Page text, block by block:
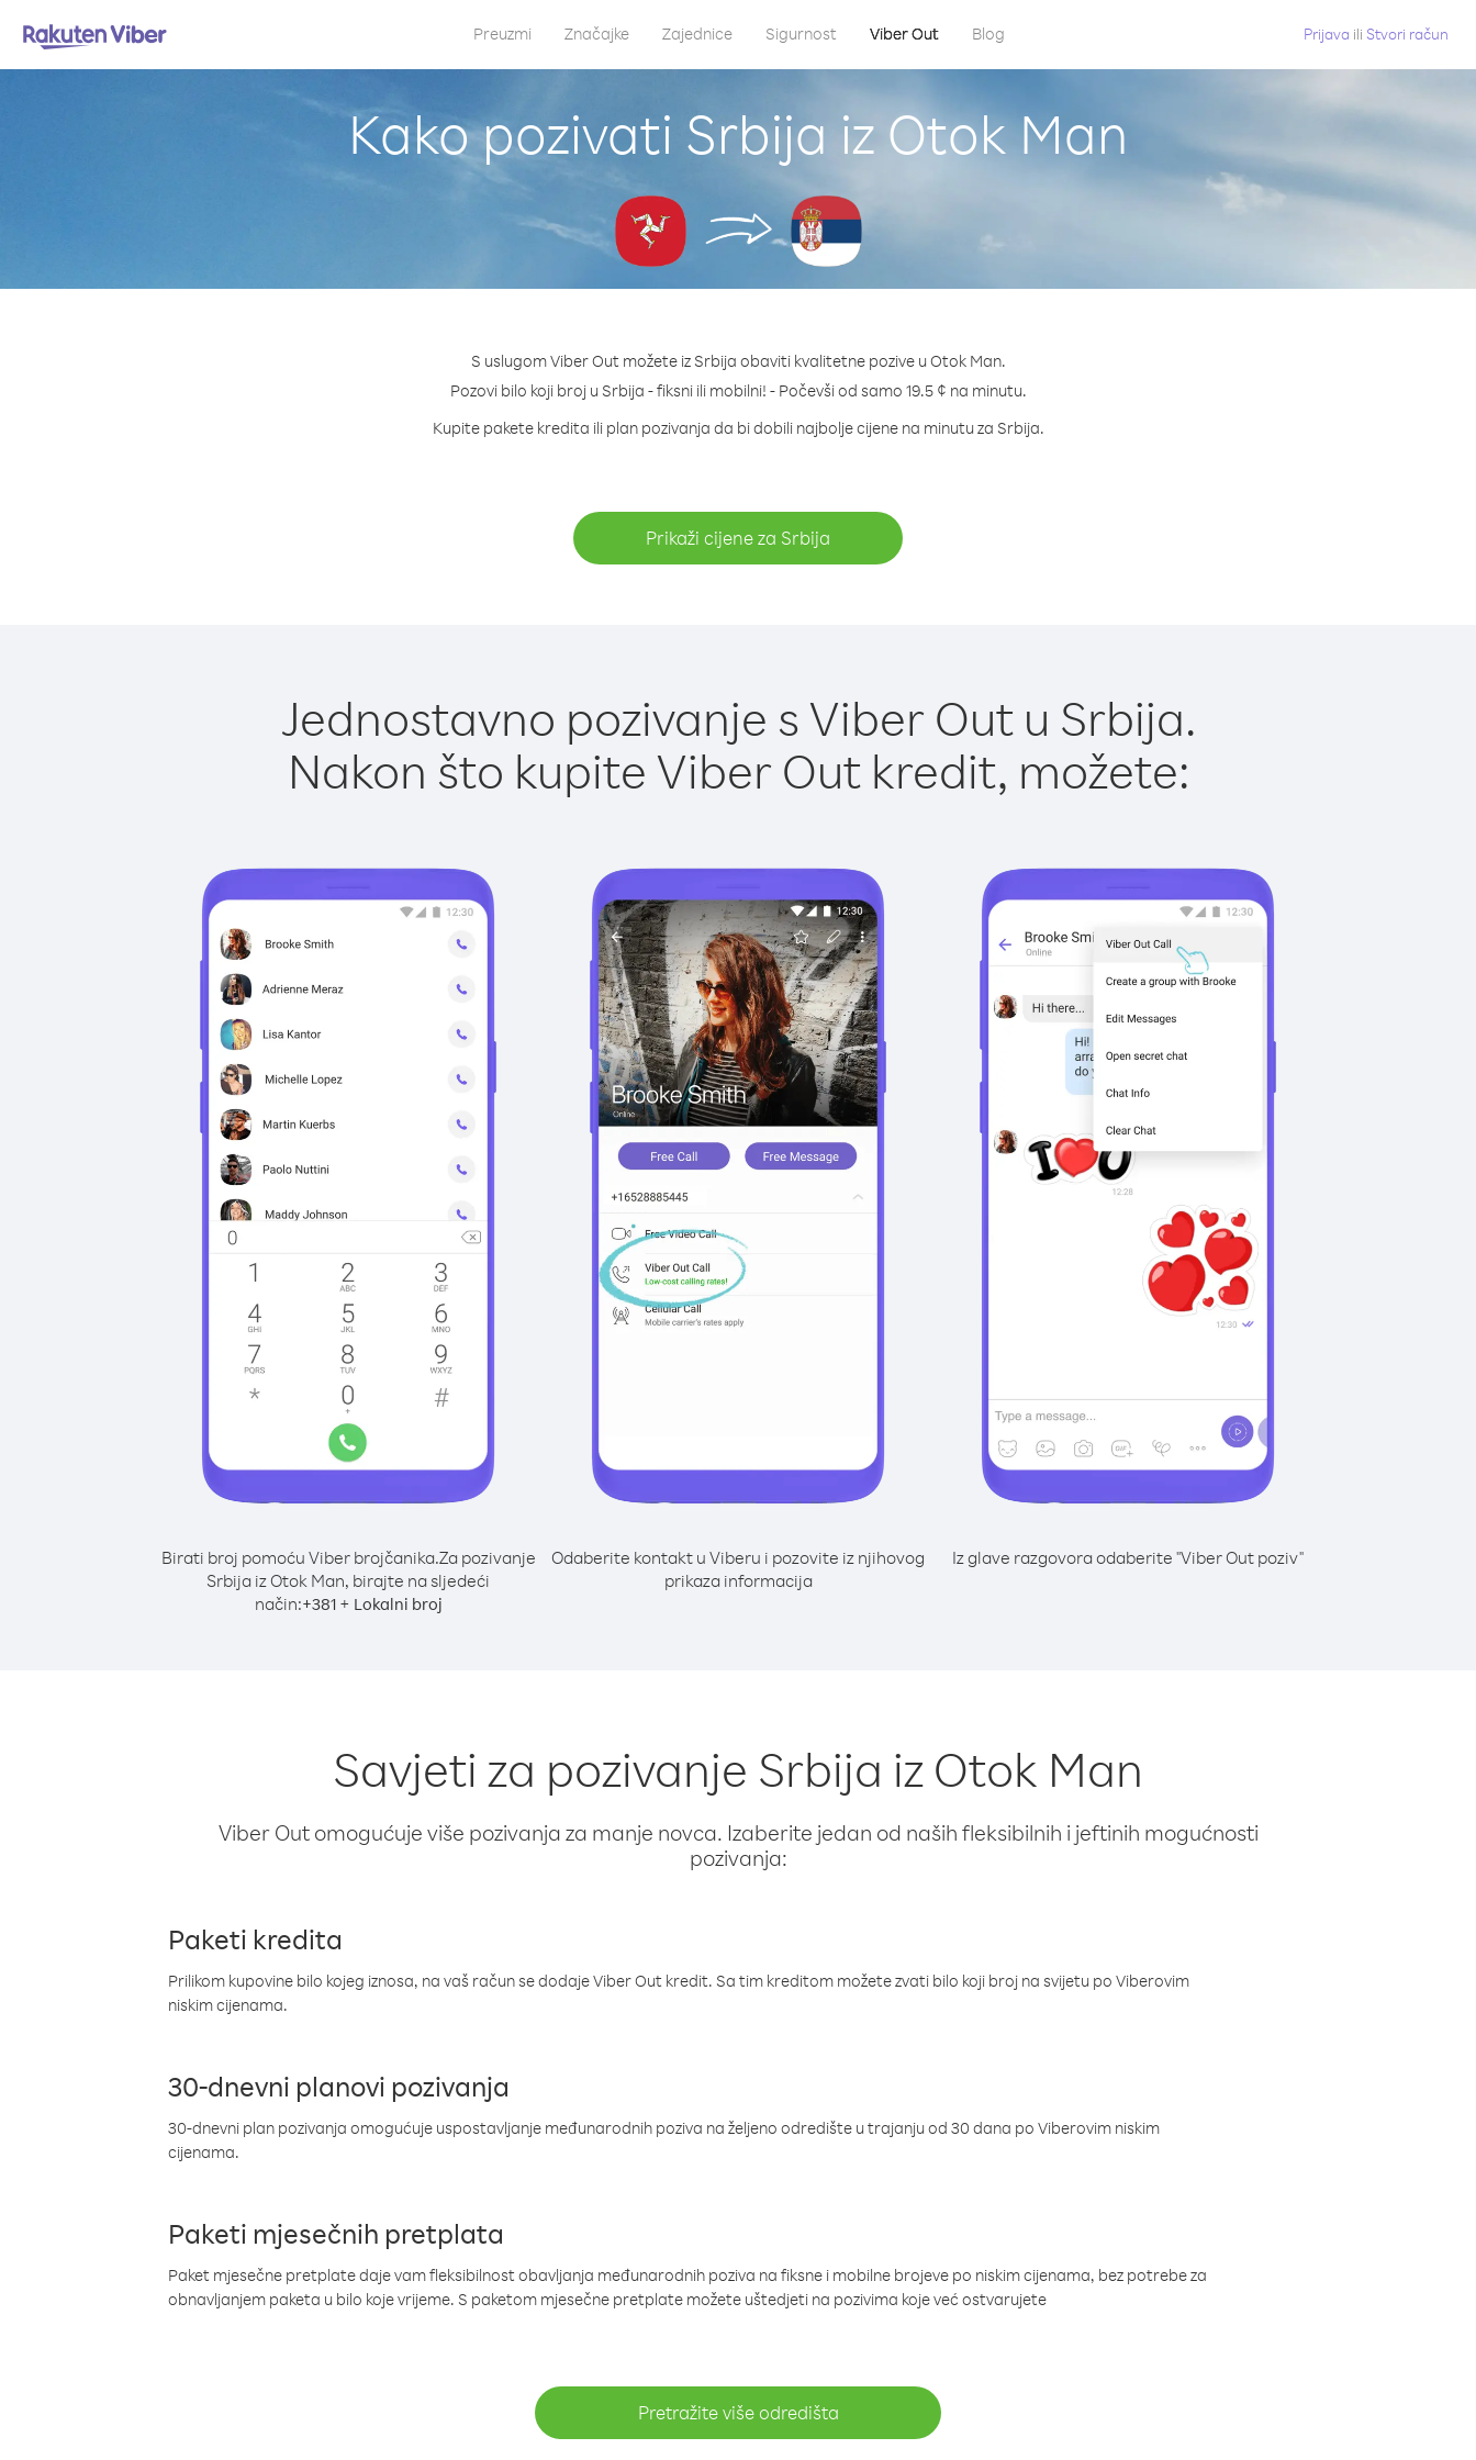
Preuzmi Značajke Zajednice Sigurnost Viber Out Blog Prijava ili Stvori račun
Kako pozivati Srbija iz Otok Man
S uslugom Viber Out možete iz Srbija obaviti kvalitetne pozive u Otok Man.
Pozovi bilo koji broj u Srbija - fiksni ili mobilni! - Počevši od samo 19.5 ¢ na minutu.
Kupite pakete kredita ili plan pozivanja da bi dobili najbolje cijene na minutu za Srbija.
Prikaži cijene za Srbija
Jednostavno pozivanje s Viber Out u Srbija.
Nakon što kupite Viber Out kredit, možete:
Birati broj pomoću Viber brojčanika.Za pozivanje
Srbija iz Otok Man, birajte na sljedeći
način:+381+ Lokalni broj
Odaberite kontakt u Viberu i pozovite iz njihovog
prikaza informacija
Iz glave razgovora odaberite "Viber Out poziv"
Savjeti za pozivanje Srbija iz Otok Man
Viber Out omogućuje više pozivanja za manje novca. Izaberite jedan od naših fleksibilnih i jeftinih mogućnosti
pozivanja:
Paketi kredita
Prilikom kupovine bilo kojeg iznosa, na vaš račun se dodaje Viber Out kredit. Sa tim kreditom možete zvati bilo koji broj na svijetu po Viberovim
niskim cijenama.
30-dnevni planovi pozivanja
30-dnevni plan pozivanja omogućuje uspostavljanje međunarodnih poziva na željeno odredište u trajanju od 30 dana po Viberovim niskim
cijenama.
Paketi mjesečnih pretplata
Paket mjesečne pretplate daje vam fleksibilnost obavljanja međunarodnih poziva na fiksne i mobilne brojeve po niskim cijenama, bez potrebe za
obnavljanjem paketa u bilo koje vrijeme. S paketom mjesečne pretplate možete uštedjeti na pozivima koje već ostvarujete
Pretražite više odredišta